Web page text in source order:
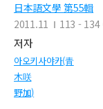
日本語文學 第55輯
2011.11
113 -
저자
아오키사야카(青
木咲
野加)